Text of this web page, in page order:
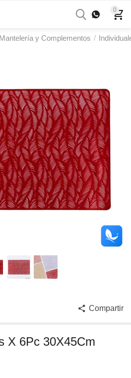
0
Mantelería y Complementos /
Compartir
X 6Pc 30X45Cm